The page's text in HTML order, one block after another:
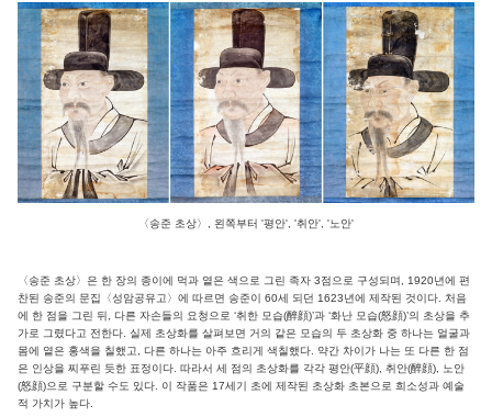
〈송준 초상〉, 왼쪽부터 '평안', '취안', '노안'
〈송준 초상〉은 한 장의 종이에 먹과 옅은 색으로 그린 족자 3점으로 구성되며, 1920년에 편
찬된 송준의 문집〈성암공유고〉에 따르면 송준이 60세 되던 1623년에 제작된 것이다. 처음
에 한 점을 그린 뒤, 다른 자손들의 요청으로 ‘취한 모습(醉顔)’과 ‘화난 모습(怒顔)’의 초상을 추
가로 그렸다고 전한다. 실제 초상화를 살펴보면 거의 같은 모습의 두 초상화 중 하나는 얼굴과
몸에 옅은 홍색을 칠했고, 다른 하나는 아주 흐리게 색칠했다. 약간 차이가 나는 또 다른 한 점
은 인상을 찌푸린 듯한 표정이다. 따라서 세 점의 초상화를 각각 평안(平顔), 취안(醉顔), 노안
(怒顔)으로 구분할 수도 있다. 이 작품은 17세기 초에 제작된 초상화 초본으로 희소성과 예술
적 가치가 높다.